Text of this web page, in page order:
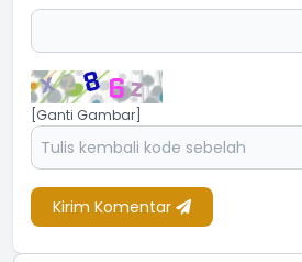
[Ganti Gambar]
Kirim Komentar